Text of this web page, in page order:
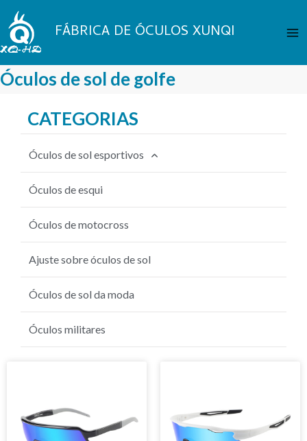
Pular
para
o
conteúdo
FÁBRICA DE ÓCULOS XUNQI
Óculos de sol de golfe
CATEGORIAS
Óculos de sol esportivos
Óculos de sol para ciclismo
Óculos de pesca
Óculos de sol de golfe
Óculos de esqui
Óculos de motocross
Ajuste sobre óculos de sol
Óculos de sol da moda
Óculos militares